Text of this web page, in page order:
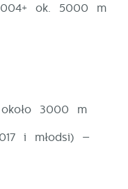
ok. 5000 m
3000 m
i młodsi) –
treści w postaci